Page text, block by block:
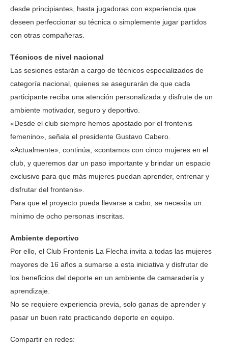
desde principiantes, hasta jugadoras con experiencia que
deseen perfeccionar su técnica o simplemente jugar partidos
con otras compañeras.
Técnicos de nivel nacional
Las sesiones estarán a cargo de técnicos especializados de
categoría nacional, quienes se asegurarán de que cada
participante reciba una atención personalizada y disfrute de un
ambiente motivador, seguro y deportivo.
«Desde el club siempre hemos apostado por el frontenis
femenino», señala el presidente Gustavo Cabero.
«Actualmente», continúa, «contamos con cinco mujeres en el
club, y queremos dar un paso importante y brindar un espacio
exclusivo para que más mujeres puedan aprender, entrenar y
disfrutar del frontenis».
Para que el proyecto pueda llevarse a cabo, se necesita un
mínimo de ocho personas inscritas.
Ambiente deportivo
Por ello, el Club Frontenis La Flecha invita a todas las mujeres
mayores de 16 años a sumarse a esta iniciativa y disfrutar de
los beneficios del deporte en un ambiente de camaradería y
aprendizaje.
No se requiere experiencia previa, solo ganas de aprender y
pasar un buen rato practicando deporte en equipo.
Compartir en redes: